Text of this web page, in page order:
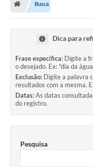
Busca
Dica para
Frase específica: Digite a
o desejado. Ex: "dia da
Exclusão: Digite a palavra
resultados com a mesma.
Datas:As datas
do registro.
Pesquisa